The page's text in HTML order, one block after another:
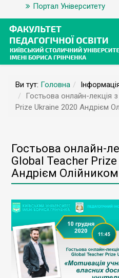
Портал Університету
Ви тут: Головна
Гостьова онлайн-лекція
Prize Ukraine 2020 Андрієм
Гостьова онлайн-
Global Teacher
Андрієм Олійником